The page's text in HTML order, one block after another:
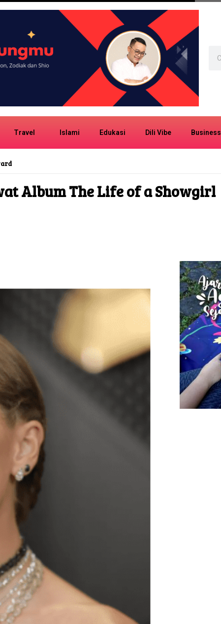
Travel Islami Edukasi Dili Vibe Business
Album The Life of a Showgirl